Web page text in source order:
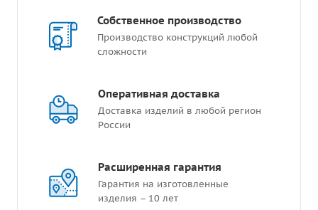
Собственное производство
Производство конструкций любой
сложности
Оперативная доставка
Доставка изделий в любой регион
России
Расширенная гарантия
Гарантия на изготовленные
изделия – 10 лет